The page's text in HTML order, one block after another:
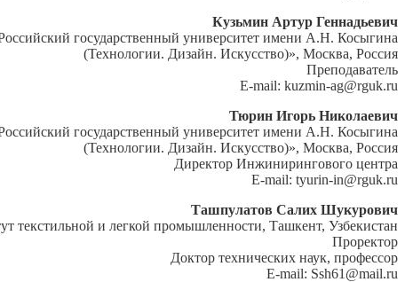
Кузьмин Артур Геннадьевич
государственный университет имени А.Н. Косыгина
(Технологии. Дизайн. Искусство)», Москва, Россия
Преподаватель
E-mail: kuzmin-ag@rguk.ru
Тюрин Игорь Николаевич
государственный университет имени А.Н. Косыгина
(Технологии. Дизайн. Искусство)», Москва, Россия
Директор Инжинирингового центра
E-mail: tyurin-in@rguk.ru
Ташпулатов Салих Шукурович
текстильной и легкой промышленности, Ташкент, Узбекистан
Проректор
Доктор технических наук, профессор
E-mail: Ssh61@mail.ru